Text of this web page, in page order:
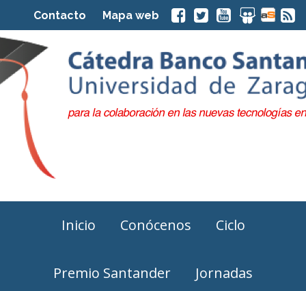
Contacto Mapa web
Inicio Conócenos Ciclo
Premio Santander Jornadas